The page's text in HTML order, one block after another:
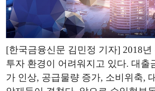
[한국금융신문 김민정 기자] 2018
투자 환경이 어려워지고 있다. 대출
가 인상, 공급물량 증가, 소비위축,